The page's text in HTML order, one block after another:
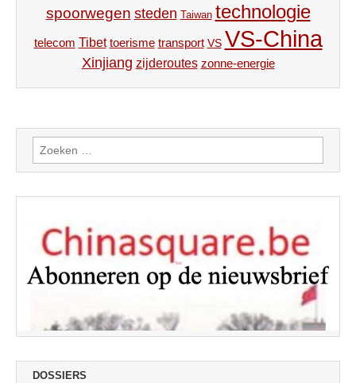
spoorwegen steden Taiwan technologie
telecom Tibet toerisme transport VS VS-China
Xinjiang zijderoutes zonne-energie
Zoeken
naar:
DOSSIERS